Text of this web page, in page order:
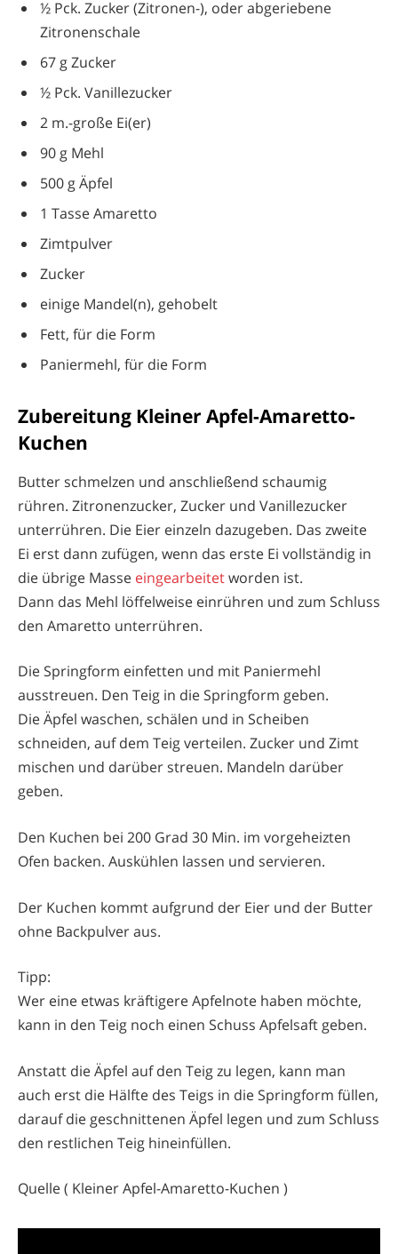
½ Pck. Zucker (Zitronen-), oder abgeriebene
Zitronenschale
67 g Zucker
½ Pck. Vanillezucker
2 m.-große Ei(er)
90 g Mehl
500 g Äpfel
1 Tasse Amaretto
Zimtpulver
Zucker
einige Mandel(n), gehobelt
Fett, für die Form
Paniermehl, für die Form
Zubereitung Kleiner Apfel-Amaretto-
Kuchen
Butter schmelzen und anschließend schaumig
rühren. Zitronenzucker, Zucker und Vanillezucker
unterrühren. Die Eier einzeln dazugeben. Das zweite
Ei erst dann zufügen, wenn das erste Ei vollständig in
die übrige Masse eingearbeitetworden ist.
Dann das Mehl löffelweise einrühren und zum Schluss
den Amaretto unterrühren.
Die Springform einfetten und mit Paniermehl
ausstreuen. Den Teig in die Springform geben.
Die Äpfel waschen, schälen und in Scheiben
schneiden, auf dem Teig verteilen. Zucker und Zimt
mischen und darüber streuen. Mandeln darüber
geben.
Den Kuchen bei 200 Grad 30 Min. im vorgeheizten
Ofen backen. Auskühlen lassen und servieren.
Der Kuchen kommt aufgrund der Eier und der Butter
ohne Backpulver aus.
Tipp:
Wer eine etwas kräftigere Apfelnote haben möchte,
kann in den Teig noch einen Schuss Apfelsaft geben.
Anstatt die Äpfel auf den Teig zu legen, kann man
auch erst die Hälfte des Teigs in die Springform füllen,
darauf die geschnittenen Äpfel legen und zum Schluss
den restlichen Teig hineinfüllen.
Quelle ( Kleiner Apfel-Amaretto-Kuchen )